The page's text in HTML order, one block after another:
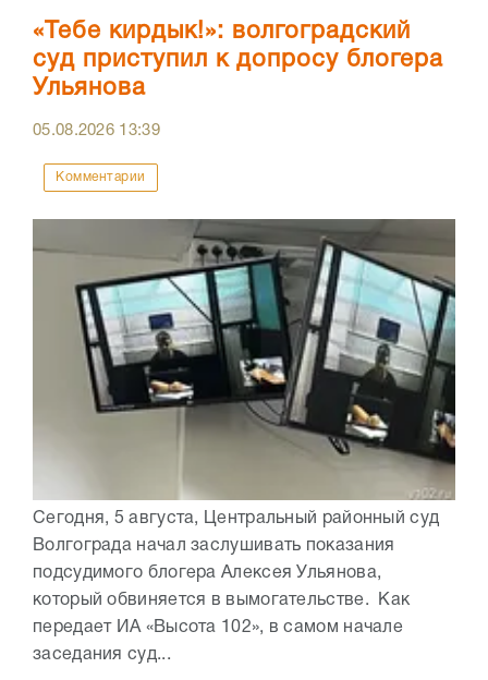
«Тебе кирдык!»: волгоградский
суд приступил к допросу блогера
Ульянова
05.08.2026 13:39
Комментарии
Сегодня, 5 августа, Центральный районный суд
Волгограда начал заслушивать показания
подсудимого блогера Алексея Ульянова,
который обвиняется в вымогательстве. Как
передает ИА «Высота 102», в самом начале
заседания суд...